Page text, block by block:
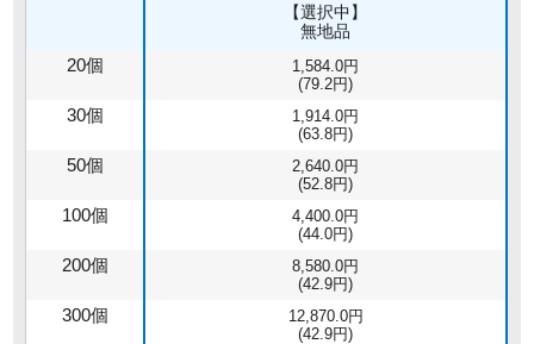
【選択中】
無地品
20個
1,584.0円
(79.2円)
30個
1,914.0円
(63.8円)
50個
2,640.0円
(52.8円)
100個
4,400.0円
(44.0円)
200個
8,580.0円
(42.9円)
300個
12,870.0円
(42.9円)